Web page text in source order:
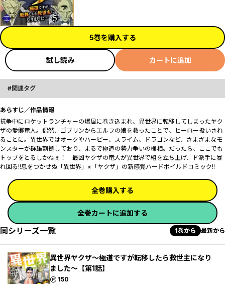
5巻を購入する
試し読み カートに追加
関連タグ
あらすじ／作品情報
抗争中にロケットランチャーの爆風に巻き込まれ、異世界に転移してしまったヤク
ザの愛郷竜人。偶然、ゴブリンからエルフの娘を救ったことで、ヒーロー扱いされ
ることに。異世界ではオークやハーピー、スライム、ドラゴンなど、さまざまなモ
ンスターが群雄割拠しており、まるで極道の勢力争いの様相。だったら、ここでも
トップをとるしかねぇ！ 最凶ヤクザの竜人が異世界で組を立ち上げ、ド派手に暴
れ回る!!息をつかせぬ「異世界」×「ヤクザ」の新感覚ハードボイルドコミック!!
全巻購入する
全巻カートに追加する
同シリーズ一覧 1巻から 最新から
異世界ヤクザ～極道ですが転移したら救世主になり
ました～【第1話】
150
ポイント